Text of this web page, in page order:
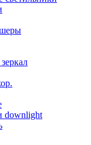
downlight